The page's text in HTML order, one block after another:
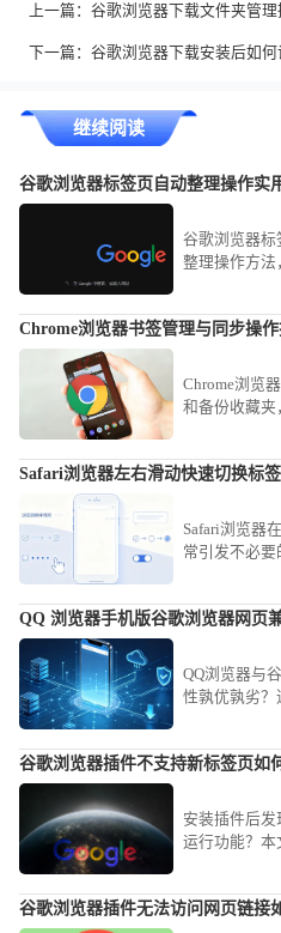
上一篇： 谷歌浏览器下载文件夹管
下一篇： 谷歌浏览器下载安装后如
继续阅读
谷歌浏览器标签页自动整理操作实
谷歌浏览器标
整理操作方法
Chrome浏览器书签管理与同步操
Chrome浏览
和备份收藏夹
Safari浏览器左右滑动快速切换标
Safari浏览器
常引发不必
换，提升浏览
QQ 浏览器手机版谷歌浏览器网页
QQ浏览器与
性孰优孰劣？
谷歌浏览器插件不支持新标签页如
安装插件后
运行功能？本
谷歌浏览器插件无法访问网页链接